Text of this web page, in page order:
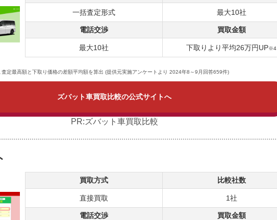
一括査定形式 最大10社
電話交渉 買取金額
最大10社 下取りより平均26万円UP※4
定最高額と下取り価格の差額平均額を算出 (提供元実施アンケートより 2024年8～9月回答659件)
ズバット車買取比較の公式サイトへ
PR:ズバット車買取比較
買取方式 比較社数
直接買取 1社
電話交渉 買取金額